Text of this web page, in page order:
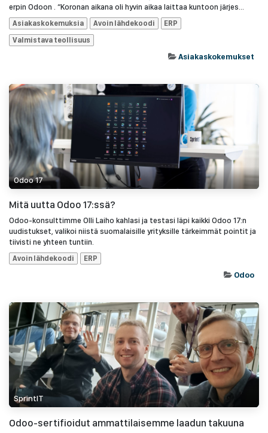
erpin Odoon . “Koronan aikana oli hyvin aikaa laittaa kuntoon järjes...
Asiakaskokemuksia
Avoin lähdekoodi
ERP
Valmistava teollisuus
Asiakaskokemukset
Odoo 17
Mitä uutta Odoo 17:ssä?
Odoo-konsulttimme Olli Laiho kahlasi ja testasi läpi kaikki Odoo 17:n
uudistukset, valikoi niistä suomalaisille yrityksille tärkeimmät pointit ja
tiivisti ne yhteen tuntiin.
Avoin lähdekoodi
ERP
Odoo
SprintIT
Odoo-sertifioidut ammattilaisemme laadun takuuna